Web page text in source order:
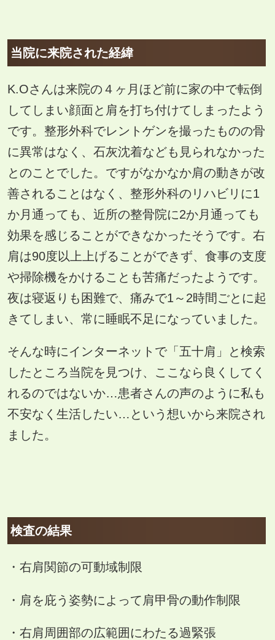
当院に来院された経緯
K.Oさんは来院の４ヶ月ほど前に家の中で転倒
してしまい顔面と肩を打ち付けてしまったよう
です。整形外科でレントゲンを撮ったものの骨
に異常はなく、石灰沈着なども見られなかった
とのことでした。ですがなかなか肩の動きが改
善されることはなく、整形外科のリハビリに1
か月通っても、近所の整骨院に2か月通っても
効果を感じることができなかったそうです。右
肩は90度以上上げることができず、食事の支度
や掃除機をかけることも苦痛だったようです。
夜は寝返りも困難で、痛みで1～2時間ごとに起
きてしまい、常に睡眠不足になっていました。
そんな時にインターネットで「五十肩」と検索
したところ当院を見つけ、ここなら良くしてく
れるのではないか…患者さんの声のように私も
不安なく生活したい…という想いから来院され
ました。
検査の結果
・右肩関節の可動域制限
・肩を庇う姿勢によって肩甲骨の動作制限
・右肩周囲部の広範囲にわたる過緊張